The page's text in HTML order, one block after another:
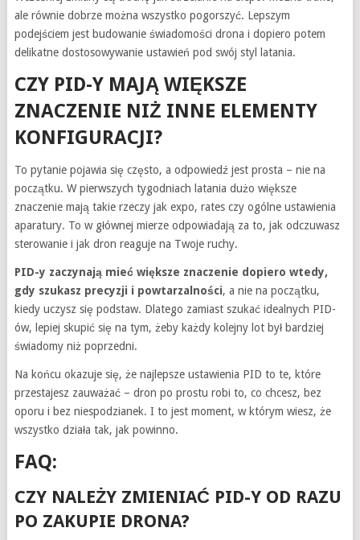
ale równie dobrze można wszystko pogorszyć. Lepszym
podejściem jest budowanie świadomości drona i dopiero potem
delikatne dostosowywanie ustawień pod swój styl latania.
CZY PID-Y MAJĄ WIĘKSZE
ZNACZENIE NIŻ INNE ELEMENTY
KONFIGURACJI?
To pytanie pojawia się często, a odpowiedź jest prosta – nie na
początku. W pierwszych tygodniach latania dużo większe
znaczenie mają takie rzeczy jak expo, rates czy ogólne ustawienia
aparatury. To w głównej mierze odpowiadają za to, jak odczuwasz
sterowanie i jak dron reaguje na Twoje ruchy.
PID-y zaczynają mieć większe znaczenie dopiero wtedy,
gdy szukasz precyzji i powtarzalności, a nie na początku,
kiedy uczysz się podstaw. Dlatego zamiast szukać idealnych PID-
ów, lepiej skupić się na tym, żeby każdy kolejny lot był bardziej
świadomy niż poprzedni.
Na końcu okazuje się, że najlepsze ustawienia PID to te, które
przestajesz zauważać – dron po prostu robi to, co chcesz, bez
oporu i bez niespodzianek. I to jest moment, w którym wiesz, że
wszystko działa tak, jak powinno.
FAQ:
CZY NALEŻY ZMIENIAĆ PID-Y OD RAZU
PO ZAKUPIE DRONA?